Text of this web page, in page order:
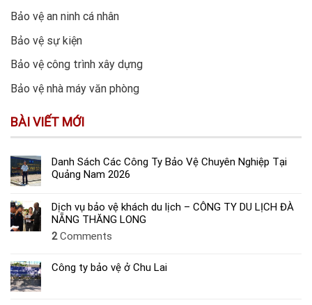
Bảo vệ an ninh cá nhân
Bảo vệ sự kiện
Bảo vệ công trình xây dựng
Bảo vệ nhà máy văn phòng
BÀI VIẾT MỚI
Danh Sách Các Công Ty Bảo Vệ Chuyên Nghiệp Tại
Quảng Nam 2026
Dịch vụ bảo vệ khách du lịch – CÔNG TY DU LỊCH ĐÀ
NẴNG THĂNG LONG
2Comments
Công ty bảo vệ ở Chu Lai